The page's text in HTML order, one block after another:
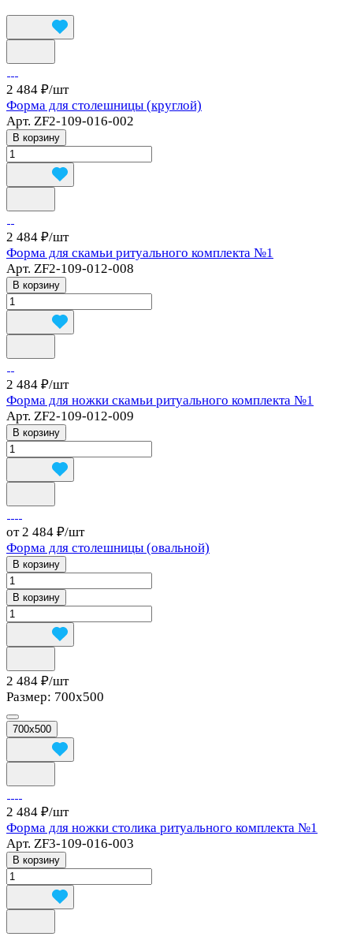
2 484 ₽/шт
Форма для столешницы (круглой)
Арт. ZF2-109-016-002
В корзину
2 484 ₽/шт
Форма для скамьи ритуального комплекта №1
Арт. ZF2-109-012-008
В корзину
2 484 ₽/шт
Форма для ножки скамьи ритуального комплекта №1
Арт. ZF2-109-012-009
В корзину
от 2 484 ₽/шт
Форма для столешницы (овальной)
В корзину
В корзину
2 484 ₽/шт
Размер: 700х500
700х500
2 484 ₽/шт
Форма для ножки столика ритуального комплекта №1
Арт. ZF3-109-016-003
В корзину